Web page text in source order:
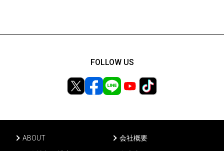
ABOUT
会社概要
FOLLOW US